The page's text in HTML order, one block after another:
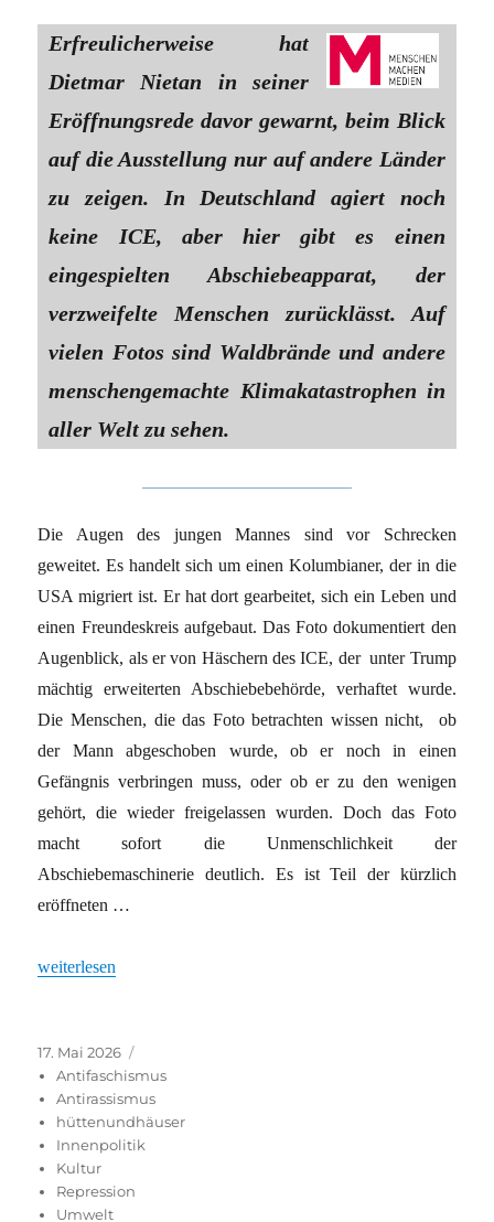
Erfreulicherweise hat
Dietmar Nietan in seiner
Eröffnungsrede davor gewarnt, beim Blick
auf die Ausstellung nur auf andere Länder
zu zeigen. In Deutschland agiert noch
keine ICE, aber hier gibt es einen
eingespielten Abschiebeapparat, der
verzweifelte Menschen zurücklässt. Auf
vielen Fotos sind Waldbrände und andere
menschengemachte Klimakatastrophen in
aller Welt zu sehen.
Die Augen des jungen Mannes sind vor Schrecken
geweitet. Es handelt sich um einen Kolumbianer, der in die
USA migriert ist. Er hat dort gearbeitet, sich ein Leben und
einen Freundeskreis aufgebaut. Das Foto dokumentiert den
Augenblick, als er von Häschern des ICE, der unter Trump
mächtig erweiterten Abschiebebehörde, verhaftet wurde.
Die Menschen, die das Foto betrachten wissen nicht, ob
der Mann abgeschoben wurde, ob er noch in einen
Gefängnis verbringen muss, oder ob er zu den wenigen
gehört, die wieder freigelassen wurden. Doch das Foto
macht sofort die Unmenschlichkeit der
Abschiebemaschinerie deutlich. Es ist Teil der kürzlich
eröffneten …
„Zeugnisse engagierter Fotograf*innen“
weiterlesen
Veröffentlicht
am
17. Mai 2026
Antifaschismus
Antirassismus
hüttenundhäuser
Innenpolitik
Kultur
Repression
Umwelt